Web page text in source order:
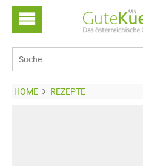
HOME REZEPTE